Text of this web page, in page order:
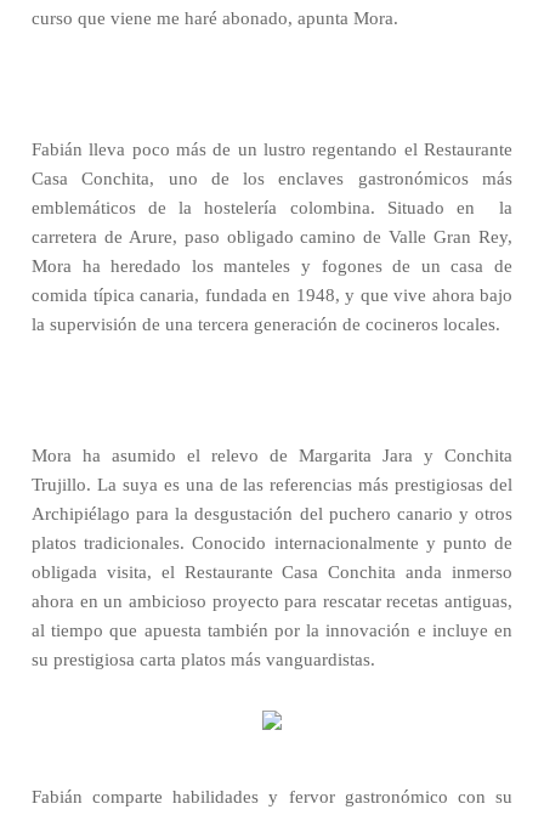
curso que viene me haré abonado, apunta Mora.
Fabián lleva poco más de un lustro regentando el Restaurante
Casa Conchita, uno de los enclaves gastronómicos más
emblemáticos de la hostelería colombina. Situado en
la
carretera de Arure, paso obligado camino de Valle Gran Rey,
Mora ha heredado los manteles y fogones de un casa de
comida típica canaria, fundada en 1948, y que vive ahora bajo
la supervisión de una tercera generación de cocineros locales.
Mora ha asumido el relevo de Margarita Jara y Conchita
Trujillo. La suya es una de las referencias más prestigiosas del
Archipiélago para la desgustación del puchero canario y otros
platos tradicionales. Conocido internacionalmente y punto de
obligada visita, el Restaurante Casa Conchita anda inmerso
ahora en un ambicioso proyecto para rescatar recetas antiguas,
al tiempo que apuesta también por la innovación e incluye en
su prestigiosa carta platos más vanguardistas.
Fabián comparte habilidades y fervor gastronómico con su